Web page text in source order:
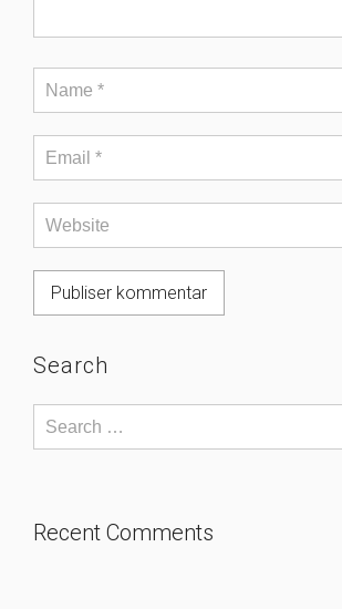
Search
Recent Comments